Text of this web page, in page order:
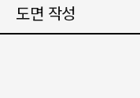
도면 작성